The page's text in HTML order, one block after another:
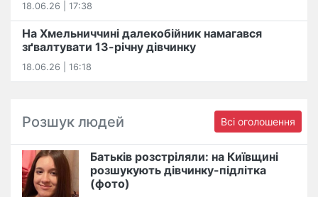
18.06.26 | 17:38
На Хмельниччині далекобійник намагався
зґвалтувати 13-річну дівчинку
18.06.26 | 16:18
Розшук людей Всі оголошення
Батьків розстріляли: на Київщині
розшукують дівчинку-підлітка
(фото)